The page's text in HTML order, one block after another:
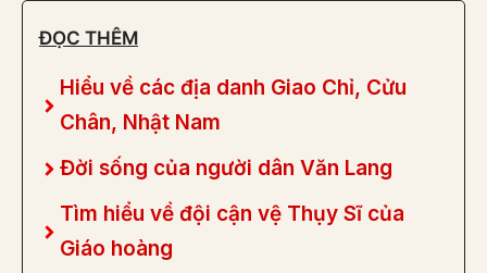
ĐỌC THÊM
Hiểu về các địa danh Giao Chỉ, Cửu
Chân, Nhật Nam
Đời sống của người dân Văn Lang
Tìm hiểu về đội cận vệ Thụy Sĩ của
Giáo hoàng